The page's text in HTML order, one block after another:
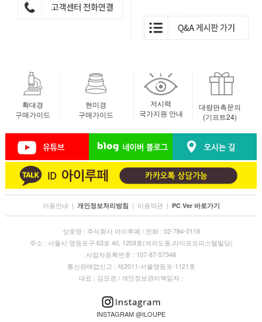
확대경
구매가이드
현미경
구매가이드
저시력
국가지원 안내
대량판촉문의
(기프트24)
이용안내 | 개인정보처리방침 | 이용약관 | PC Ver 바로가기
상호명 : 주식회사 아이루페 / 전화 : 02-784-0118
주소 : 서울시 영등포구 63로 40, 1203호(여의도동,라이프오피스텔빌딩)
사업자등록번호 : 107-87-57348
통신판매업신고 : 제2011-서울영등포-1121호
대표 : 김묘경 / 개인정보관리책임자 :
INSTAGRAM @ILOUPE